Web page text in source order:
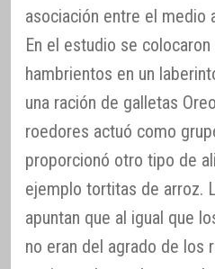
asociación entre el medio
En el estudio se
hambrientos en un
una ración de galletas
roedores actuó como
proporcionó otro tipo de
ejemplo tortitas de arroz.
apuntan que al igual que
no eran del agrado de los